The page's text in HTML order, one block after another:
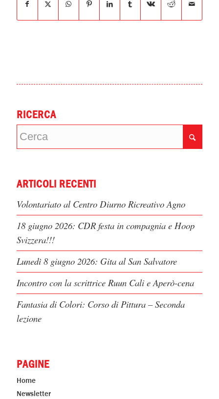
RICERCA
ARTICOLI RECENTI
Volontariato al Centro Diurno Ricreativo Agno
18 giugno 2026: CDR festa in compagnia e Hoop
Svizzera!!!
Lunedì 8 giugno 2026: Gita al San Salvatore
Incontro con la scrittrice Ruun Cali e Aperò-cena
Fantasia di Colori: Corso di Pittura – Seconda
lezione
PAGINE
Home
Newsletter